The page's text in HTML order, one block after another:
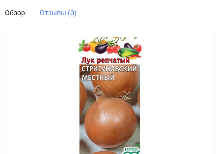
Обзор Отзывы (0)